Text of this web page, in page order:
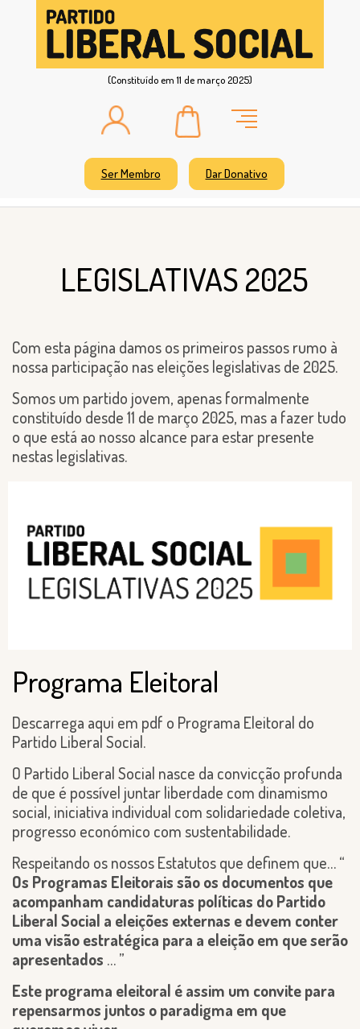
(Constituído em 11 de março 2025)
Ser Membro Dar Donativo
LEGISLATIVAS 2025
Com esta página damos os primeiros passos rumo à
nossa participação nas eleições legislativas de 2025.
Somos um partido jovem, apenas formalmente
constituído desde 11 de março 2025, mas a fazer tudo
o que está ao nosso alcance para estar presente
nestas legislativas.
Programa Eleitoral
Descarrega aqui em pdf o Programa Eleitoral do
Partido Liberal Social.
O Partido Liberal Social nasce da convicção profunda
de que é possível juntar liberdade com dinamismo
social, iniciativa individual com solidariedade coletiva,
progresso económico com sustentabilidade.
Respeitando os nossos Estatutos que definem que… “
Os Programas Eleitorais são os documentos que
acompanham candidaturas políticas do Partido
Liberal Social a eleições externas e devem conter
uma visão estratégica para a eleição em que serão
apresentados … ”
Este programa eleitoral é assim um convite para
repensarmos juntos o paradigma em que